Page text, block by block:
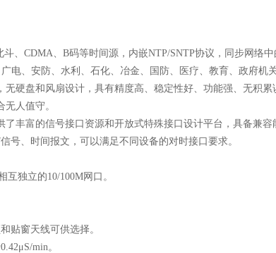
斗、CDMA、B码等时间源，内嵌NTP/SNTP协议，同步网络
电、安防、水利、石化、冶金、国防、医疗、教育、政府机
硬盘和风扇设计，具有精度高、稳定性好、功能强、无积累
人值守。
丰富的信号接口资源和开放式特殊接口设计平台，具备兼容
号、时间报文，可以满足不同设备的对时接口要求。
独立的10/100M网口。
贴窗天线可供选择。
min。